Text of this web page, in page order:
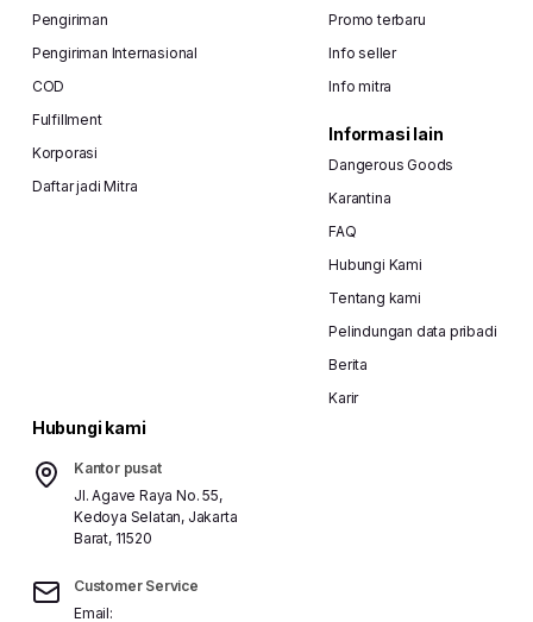
Pengiriman
Pengiriman Internasional
COD
Fulfillment
Korporasi
Daftar jadi Mitra
Promo terbaru
Info seller
Info mitra
Informasi lain
Dangerous Goods
Karantina
FAQ
Hubungi Kami
Tentang kami
Pelindungan data pribadi
Berita
Karir
Hubungi kami
Kantor pusat
Jl. Agave Raya No. 55,
Kedoya Selatan, Jakarta
Barat, 11520
Customer Service
Email: